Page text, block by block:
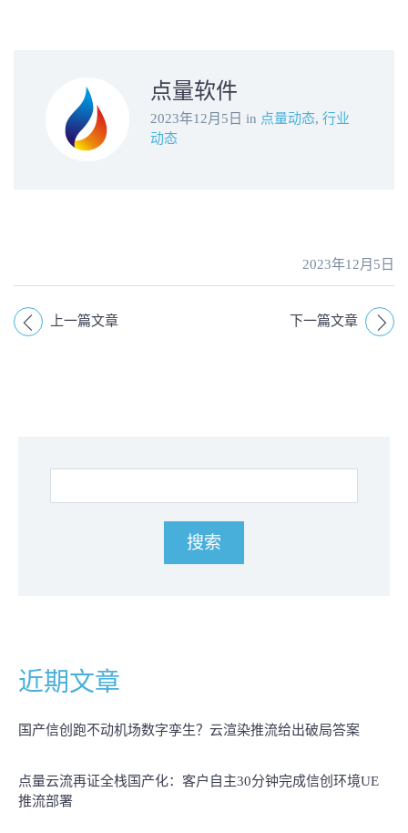
点量软件
2023年12月5日 in 点量动态, 行业
动态
2023年12月5日
上一篇文章 下一篇文章
近期文章
国产信创跑不动机场数字孪生？云渲染推流给出破局答案
点量云流再证全栈国产化：客户自主30分钟完成信创环境UE
推流部署